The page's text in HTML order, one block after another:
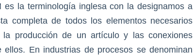
es la terminología inglesa con la designamos a
completa de todos los elementos necesarios
la producción de un artículo y las conexiones
ellos. En industrias de procesos se denominan